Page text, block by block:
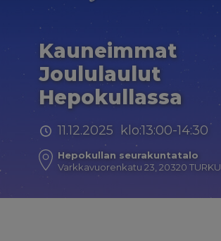
Kauneimmat
Joululaulut
Hepokullassa
11.12.2025 klo:13:00-14:30
Hepokullan seurakuntatalo
Varkkavuorenkatu 23, 20320 TURKU